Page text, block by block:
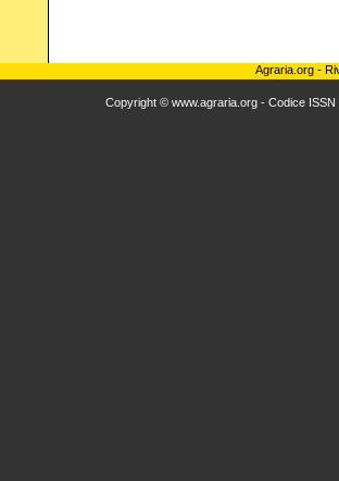
Agraria.org -
Copyright © www.agraria.org - Codice